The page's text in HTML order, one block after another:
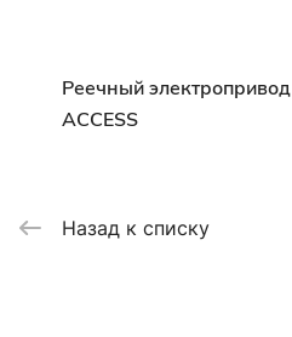
Реечный электропривод
ACCESS
Назад к списку